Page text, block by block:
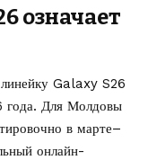
означает
Galaxy S26
года. Для Молдовы
в марте–
онлайн-